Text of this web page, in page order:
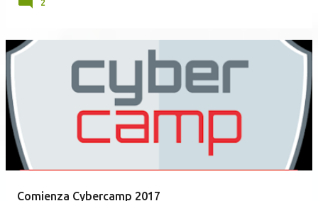
2
Comienza Cybercamp 2017